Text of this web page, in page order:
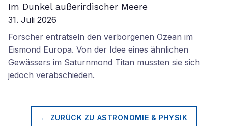
Im Dunkel außerirdischer Meere
31. Juli 2026
Forscher enträtseln den verborgenen Ozean im
Eismond Europa. Von der Idee eines ähnlichen
Gewässers im Saturnmond Titan mussten sie sich
jedoch verabschieden.
← ZURÜCK ZU ASTRONOMIE & PHYSIK